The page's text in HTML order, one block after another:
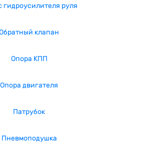
гидроусилителя руля
клапан
Опора КПП
Опора двигателя
Патрубок
Пневмоподушка